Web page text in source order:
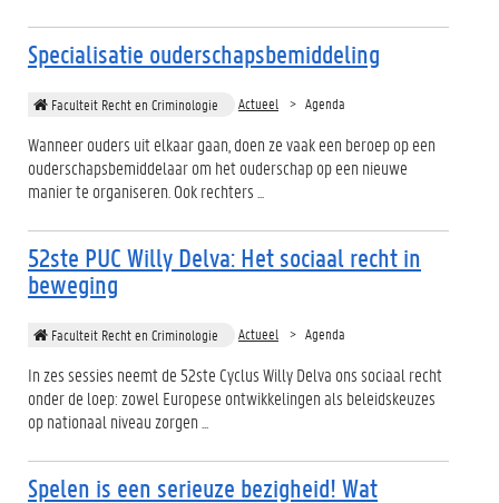
Specialisatie ouderschapsbemiddeling
Faculteit Recht en Criminologie Actueel Agenda
Wanneer ouders uit elkaar gaan, doen ze vaak een beroep op een
ouderschapsbemiddelaar om het ouderschap op een nieuwe
manier te organiseren. Ook rechters ...
52ste PUC Willy Delva: Het sociaal recht in
beweging
Faculteit Recht en Criminologie Actueel Agenda
In zes sessies neemt de 52ste Cyclus Willy Delva ons sociaal recht
onder de loep: zowel Europese ontwikkelingen als beleidskeuzes
op nationaal niveau zorgen ...
Spelen is een serieuze bezigheid! Wat